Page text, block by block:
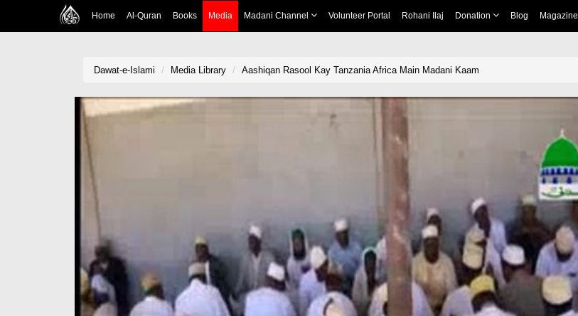
Home Al-Quran Books Media Madani Channel Volunteer Portal Rohani Ilaj Donation Blog Magazine
Dawat-e-Islami Media Library Aashiqan Rasool Kay Tanzania Africa Main Madani Kaam